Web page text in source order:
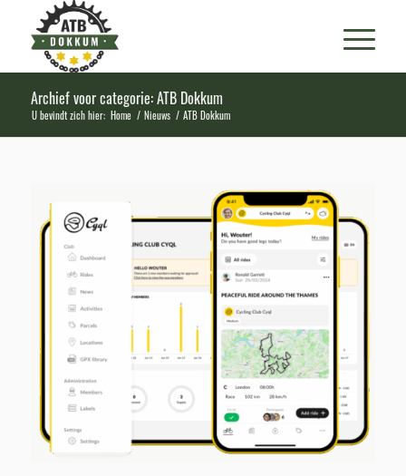
Archief voor categorie: ATB Dokkum
U bevindt zich hier: Home / Nieuws / ATB Dokkum